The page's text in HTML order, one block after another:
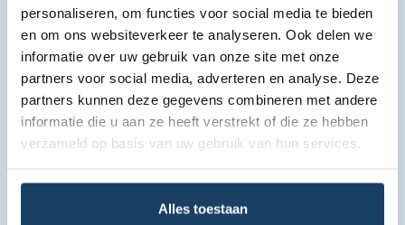
personaliseren, om functies voor social media te bieden
en om ons websiteverkeer te analyseren. Ook delen we
informatie over uw gebruik van onze site met onze
partners voor social media, adverteren en analyse. Deze
partners kunnen deze gegevens combineren met andere
informatie die u aan ze heeft verstrekt of die ze hebben
verzameld op basis van uw gebruik van hun services.
Alles toestaan
Bekijk lease aanbod